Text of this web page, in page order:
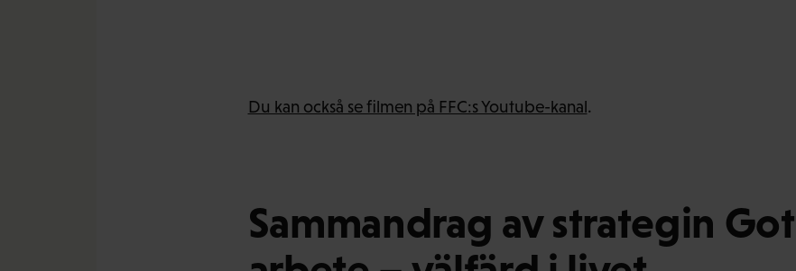
Du kan också se filmen på FFC:s Youtube-kanal.
Sammandrag av strategin